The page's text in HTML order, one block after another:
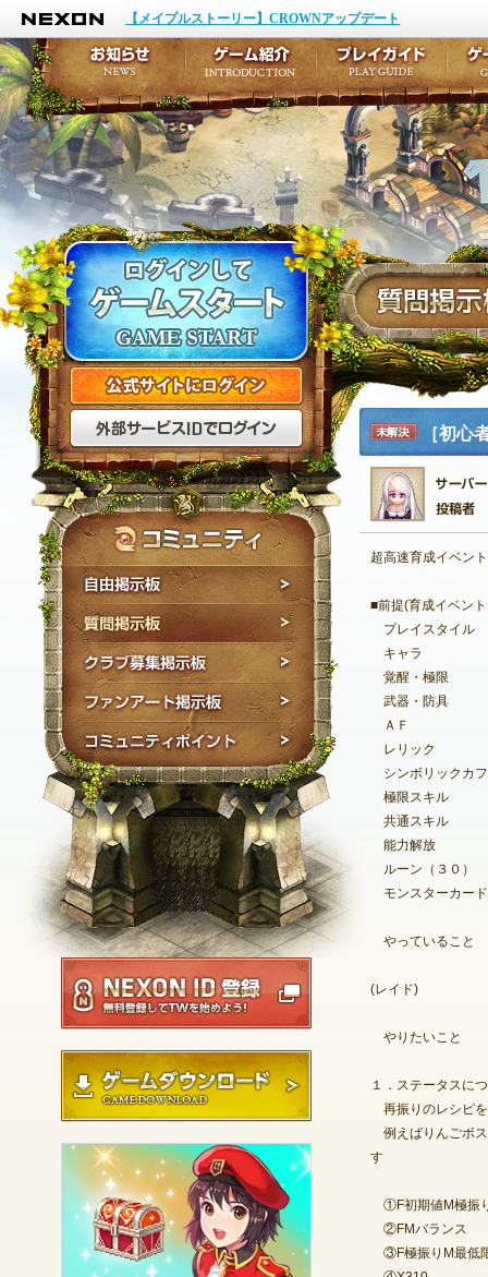
NEXON
【メイプルストーリー】CROWNアップデート
公式サイトにログイン
質問掲示板
クラブ募集掲示板
ファンアート掲示板
コミュニティポイン
未解決
［初心
超高速育成イベン
■前提(育成イベン
プレイスタイル
キャラ :
覚醒・極限 :
武器・防具 :
ＡＦ : アカ
レリック : 太陽
シンボリックカ
極限スキル :
共通スキル :
能力解放
ルーン（３０）
モンスターカー
やっていること
(レイド)
やりたいこと :
１．ステータスに
再振りのレシピ
例えばりんごボス
す
①F初期値M極
②FMバランス
③F極振りM最
お知らせ
イベント
アップデート
メンテナンス
ゲーム紹介
キャラクター作成
テイルズ初級者講座
ここだけは知ってお